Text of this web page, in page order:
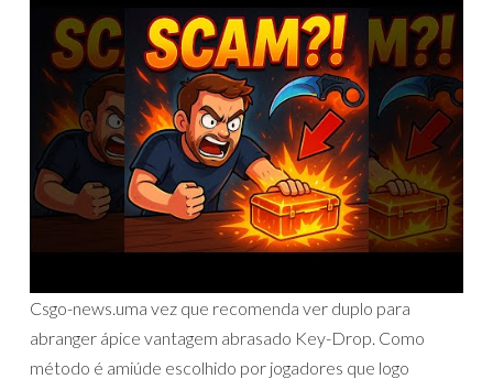
Csgo-news.uma vez que recomenda ver duplo para
abranger ápice vantagem abrasado Key-Drop. Como
método é amiúde escolhido por jogadores que logo